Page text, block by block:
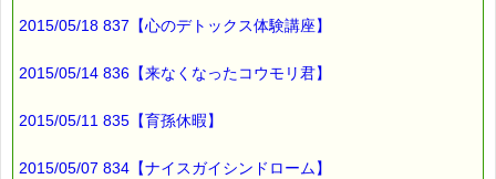
2015/05/18 837【心のデトックス体験講座】
2015/05/14 836【来なくなったコウモリ君】
2015/05/11 835【育孫休暇】
2015/05/07 834【ナイスガイシンドローム】